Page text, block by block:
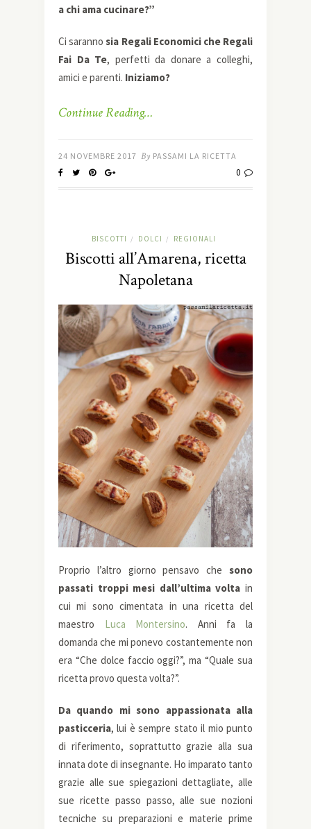
a chi ama cucinare?”
Ci sarannosia Regali Economici che Regali
Fai Da Te, perfetti da donare a colleghi,
amici e parenti. Iniziamo?
Continue Reading…
24 NOVEMBRE 2017 By PASSAMI LA RICETTA
0
BISCOTTI / DOLCI / REGIONALI
Biscotti all’Amarena, ricetta
Napoletana
Proprio l’altro giorno pensavo che sono
passati troppi mesi dall’ultima volta in
cui mi sono cimentata in una ricetta del
maestro Luca Montersino. Anni fa la
domanda che mi ponevo costantemente non
era “Che dolce faccio oggi?”, ma “Quale sua
ricetta provo questa volta?”.
Da quando mi sono appassionata alla
pasticceria, lui è sempre stato il mio punto
di riferimento, soprattutto grazie alla sua
innata dote di insegnante. Ho imparato tanto
grazie alle sue spiegazioni dettagliate, alle
sue ricette passo passo, alle sue nozioni
tecniche su preparazioni e materie prime